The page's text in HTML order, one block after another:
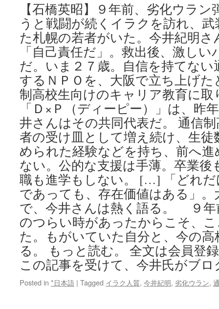
【石橋英昭】９年前、劣化ウラ
うと戦闘が続くイラクを訪れ、
た札幌の若者がいた。今井紀明さ
「自己責任だ」。救出後、激し
だ。いま２７歳。自信を持てない
するＮＰＯを、大阪で立ち上げ
制高校生向けのキャリア教育に取
「Ｄ×Ｐ（ディーピー）」は、昨
井さんはその共同代表だ。 通信
者の受け皿として増え続け、生徒
められた経験などを持ち、前へ
ない。公的な支援は手薄。卒業後
職も進学もしない。 […] 「どれ
であっても、存在価値はある」。
で、今井さんは熱く語る。 ９年
のつらい時があったからこそ、
た。もがいていた自分と、今の
る。 もっと読む。 全文は会員登
この記事を受けて、今井氏がブ
Posted in *日本語 | Tagged イラク人質, 今井紀明, 劣化ウラン,